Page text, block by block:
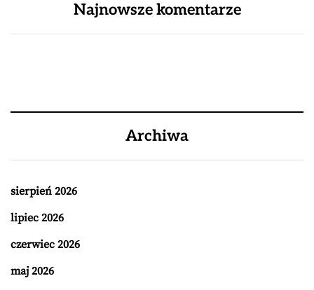
Najnowsze komentarze
Archiwa
sierpień 2026
lipiec 2026
czerwiec 2026
maj 2026